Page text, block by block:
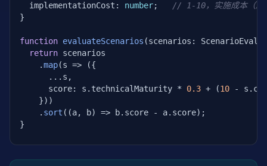
    issues.
push('必须实施行为围栏确保合法合规');
  }
// 加分项
if (agent.hasDataProtection) score +=
(agent.hasSupplyChainReview) score +=
// 高风险场景额外要求
(agent.riskLevel ===
    score -=
10; // 高风险场景需要额外合规措施
  }
  implementationCost:
number;
// 1-10，实施成本（越
}
function evaluateScenarios (scenarios:
return scenarios
    .
map(s => ({
      ...s,
      score: s.technicalMaturity *
0.3 + (10 -
    }))
    .
sort ((a, b) => b.score - a.score);
}
  { name:
'研发辅助', category: '产业发展',